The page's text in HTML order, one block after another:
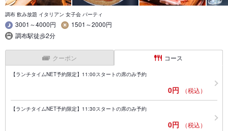
調布 飲み放題 イタリアン 女子会 パーティ
3001～4000円
1501～2000円
調布駅徒歩2分
クーポン コース
【ランチタイムNET予約限定】11:00スタートの席のみ予約
0円 （税込）
【ランチタイムNET予約限定】11:30スタートの席のみ予約
0円 （税込）